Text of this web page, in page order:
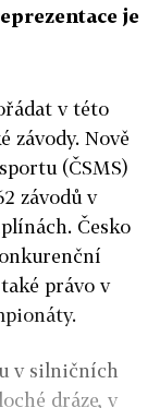
je
v této
závody. Nově
(ČSMS)
závodů v
Česko
právo v
v silničních
dráze, v